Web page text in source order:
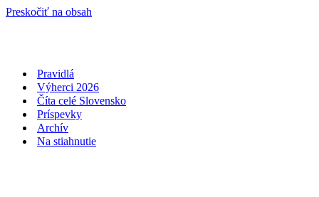
Preskočiť na obsah
Pravidlá
Výherci 2026
Číta celé Slovensko
Príspevky
Archív
Na stiahnutie